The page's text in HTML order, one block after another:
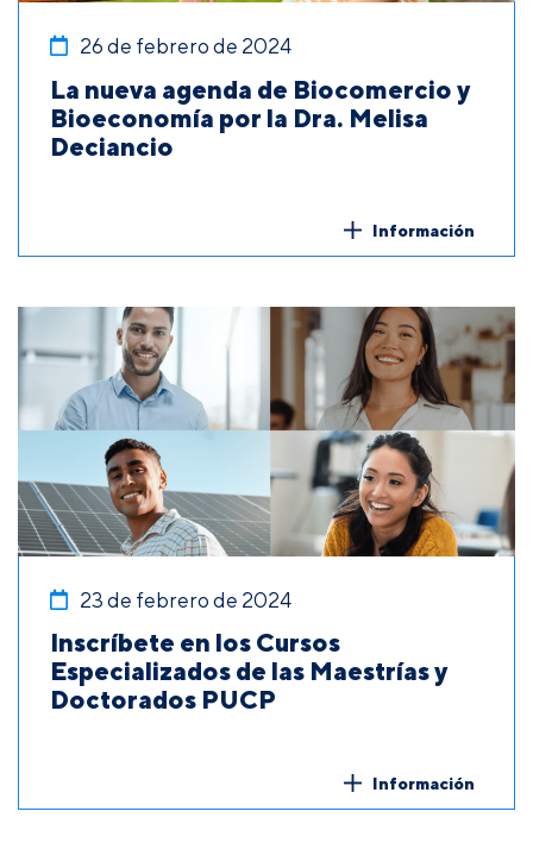
26 de febrero de 2024
La nueva agenda de Biocomercio y
Bioeconomía por la Dra. Melisa
Deciancio
Información
23 de febrero de 2024
Inscríbete en los Cursos
Especializados de las Maestrías y
Doctorados PUCP
Información